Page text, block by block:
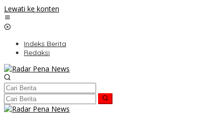
Lewati ke konten
Indeks Berita
Redaksi